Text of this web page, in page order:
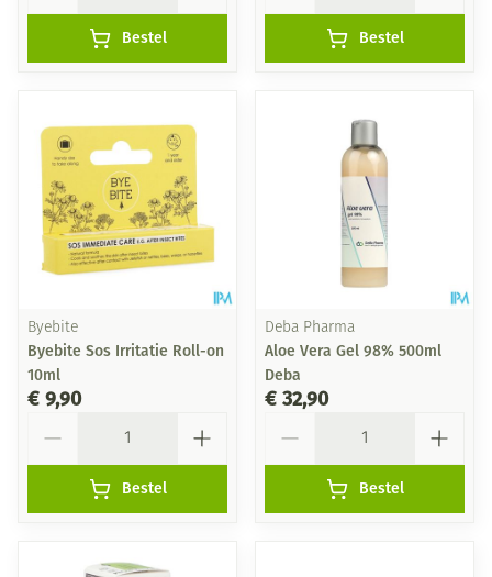
Bestel Bestel
Byebite
Byebite Sos Irritatie Roll-on
10ml
€ 9,90
Bestel
Deba Pharma
Aloe Vera Gel 98% 500ml
Deba
€ 32,90
Bestel